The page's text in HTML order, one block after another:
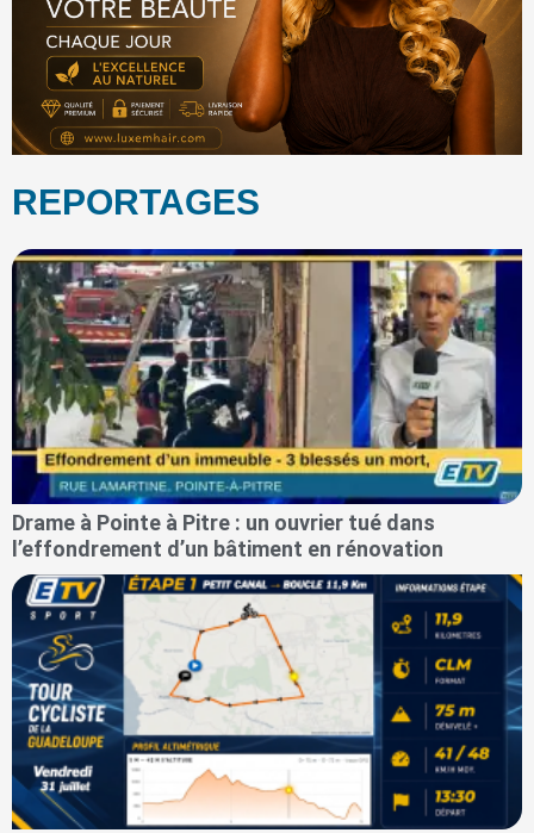
REPORTAGES
Drame à Pointe à Pitre : un ouvrier tué dans
l’effondrement d’un bâtiment en rénovation